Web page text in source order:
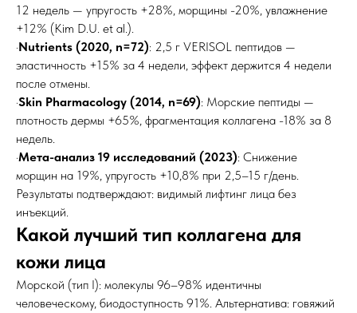
12 недель — упругость +28%, морщины -20%, увлажнение
+12% (Kim D.U. et al.).
·Nutrients (2020, n=72): 2,5 г VERISOL пептидов —
эластичность +15% за 4 недели, эффект держится 4 недели
после отмены.
·Skin Pharmacology (2014, n=69): Морские пептиды —
плотность дермы +65%, фрагментация коллагена -18% за 8
недель.
·Мета-анализ 19 исследований (2023): Снижение
морщин на 19%, упругость +10,8% при 2,5–15 г/день.
Результаты подтверждают: видимый лифтинг лица без
инъекций.
Какой лучший тип коллагена для
кожи лица
Морской (тип I): молекулы 96–98% идентичны
человеческому, биодоступность 91%. Альтернатива: говяжий